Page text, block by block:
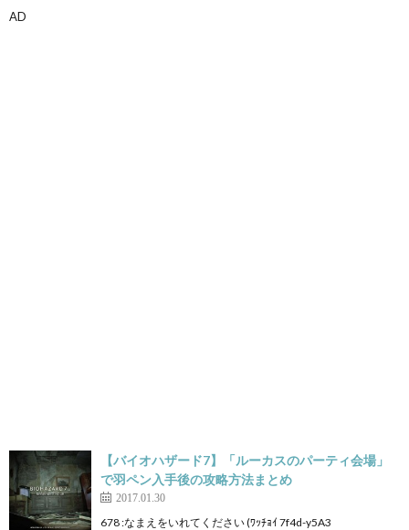
AD
【バイオハザード7】「ルーカスのパーティ会場」
で羽ペン入手後の攻略方法まとめ
2017.01.30
678 :なまえをいれてください (ﾜｯﾁｮｲ 7f4d-y5A3